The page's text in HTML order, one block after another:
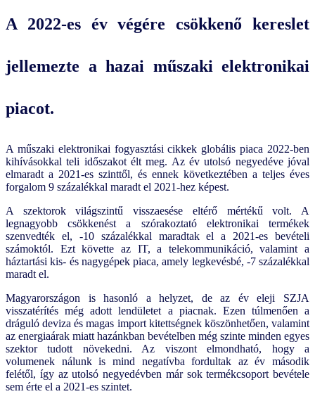
A 2022-es év végére csökkenő kereslet
jellemezte a hazai műszaki elektronikai
piacot.
A műszaki elektronikai fogyasztási cikkek globális piaca 2022-ben
kihívásokkal teli időszakot élt meg. Az év utolsó negyedéve jóval
elmaradt a 2021-es szinttől, és ennek következtében a teljes éves
forgalom 9 százalékkal maradt el 2021-hez képest.
A szektorok világszintű visszaesése eltérő mértékű volt. A
legnagyobb csökkenést a szórakoztató elektronikai termékek
szenvedték el, -10 százalékkal maradtak el a 2021-es bevételi
számoktól. Ezt követte az IT, a telekommunikáció, valamint a
háztartási kis- és nagygépek piaca, amely legkevésbé, -7 százalékkal
maradt el.
Magyarországon is hasonló a helyzet, de az év eleji SZJA
visszatérítés még adott lendületet a piacnak. Ezen túlmenően a
dráguló deviza és magas import kitettségnek köszönhetően, valamint
az energiaárak miatt hazánkban bevételben még szinte minden egyes
szektor tudott növekedni. Az viszont elmondható, hogy a
volumenek nálunk is mind negatívba fordultak az év második
felétől, így az utolsó negyedévben már sok termékcsoport bevétele
sem érte el a 2021-es szintet.